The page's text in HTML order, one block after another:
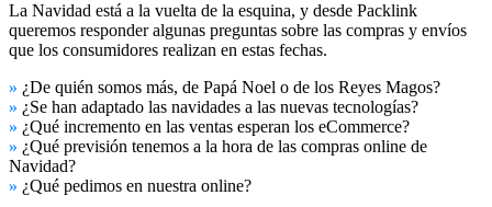
La Navidad está a la vuelta de la esquina, y desde Packlink
queremos responder algunas preguntas sobre las compras y envíos
que los consumidores realizan en estas fechas.
» ¿De quién somos más, de Papá Noel o de los Reyes Magos?
» ¿Se han adaptado las navidades a las nuevas tecnologías?
» ¿Qué incremento en las ventas esperan los eCommerce?
» ¿Qué previsión tenemos a la hora de las compras online de
Navidad?
» ¿Qué pedimos en nuestra online?